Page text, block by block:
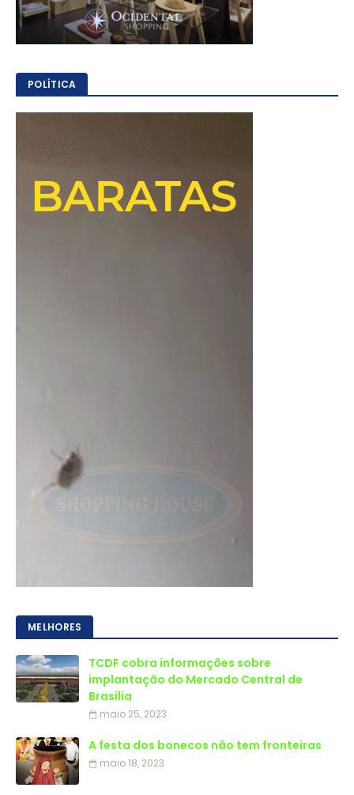
POLÍTICA
MELHORES
TCDF cobra informações sobre
implantação do Mercado Central de
Brasília
maio 25, 2023
A festa dos bonecos não tem fronteiras
maio 18, 2023